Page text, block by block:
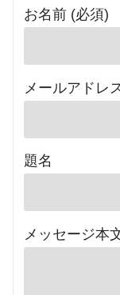
お名前 (必須)
メールアドレ
題名
メッセージ本